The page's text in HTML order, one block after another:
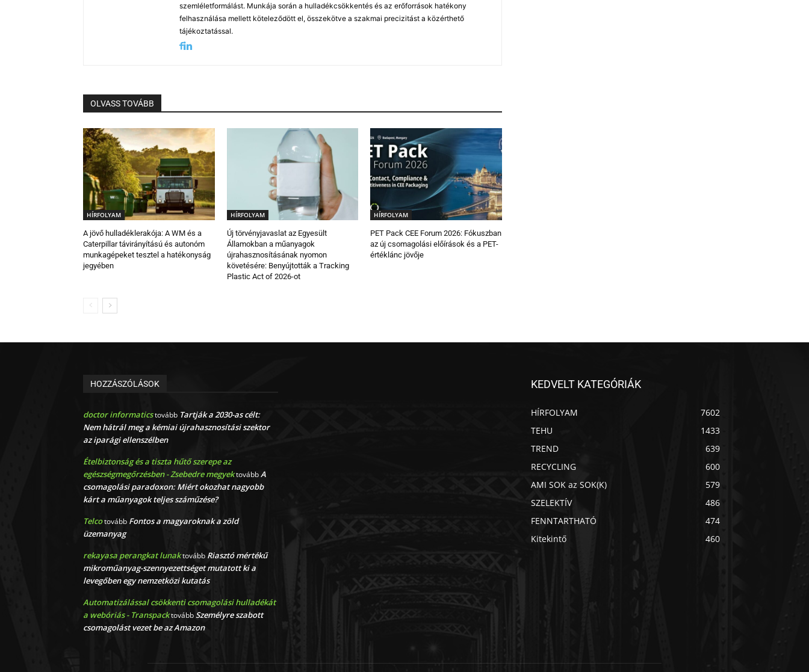
szemléletformálást. Munkája során a hulladékcsökkentés és az erőforrások hatékony
felhasználása mellett köteleződött el, összekötve a szakmai precizitást a közérthető
tájékoztatással.
OLVASS TOVÁBB
HÍRFOLYAM
A jövő hulladéklerakója: A WM és a
Caterpillar távirányítású és autonóm
munkagépeket tesztel a hatékonyság
jegyében
HÍRFOLYAM
Új törvényjavaslat az Egyesült
Államokban a műanyagok
újrahasznosításának nyomon
követésére: Benyújtották a Tracking
Plastic Act of 2026-ot
HÍRFOLYAM
PET Pack CEE Forum 2026: Fókuszban
az új csomagolási előírások és a PET-
értéklánc jövője
HOZZÁSZÓLÁSOK
doctor informaticstovább Tartják a 2030-as célt:
Nem hátrál meg a kémiai újrahasznosítási szektor
az iparági ellenszélben
Ételbiztonság és a tiszta hűtő szerepe az
egészségmegőrzésben - Zsebedre megyektovábbA
csomagolási paradoxon: Miért okozhat nagyobb
kárt a műanyagok teljes száműzése?
Telcotovább Fontos a magyaroknak a zöld
üzemanyag
rekayasa perangkat lunaktovább Riasztó mértékű
mikroműanyag-szennyezettséget mutatott ki a
levegőben egy nemzetközi kutatás
Automatizálással csökkenti csomagolási hulladékát
a webóriás - Transpacktovább Személyre szabott
csomagolást vezet be az Amazon
KEDVELT KATEGÓRIÁK
HÍRFOLYAM
7602
TEHU
1433
TREND
639
RECYCLING
600
AMI SOK az SOK(K)
579
SZELEKTÍV
486
FENNTARTHATÓ
474
Kitekintő
460
Mr wAIste